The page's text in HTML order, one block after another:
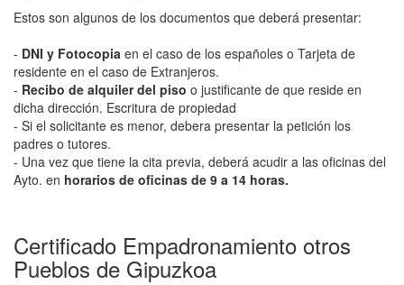
Estos son algunos de los documentos que deberá presentar:
- DNI y Fotocopia en el caso de los españoles o Tarjeta de
residente en el caso de Extranjeros.
- Recibo de alquiler del piso o justificante de que reside en
dicha dirección. Escritura de propiedad
- Si el solicitante es menor, debera presentar la petición los
padres o tutores.
- Una vez que tiene la cita previa, deberá acudir a las oficinas del
Ayto. en horarios de oficinas de 9 a 14 horas.
Certificado Empadronamiento otros
Pueblos de Gipuzkoa